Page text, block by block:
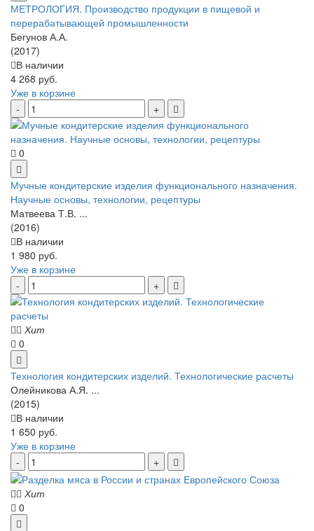
МЕТРОЛОГИЯ. Производство продукции в пищевой и
перерабатывающей промышленности
Бегунов А.А.
(2017)
В наличии
4 268 руб.
Уже в корзине
0
Мучные кондитерские изделия функционального назначения.
Научные основы, технологии, рецептуры
Матвеева Т.В. ...
(2016)
В наличии
1 980 руб.
Уже в корзине
Хит
0
Технология кондитерских изделий. Технологические расчеты
Олейникова А.Я. ...
(2015)
В наличии
1 650 руб.
Уже в корзине
Хит
0